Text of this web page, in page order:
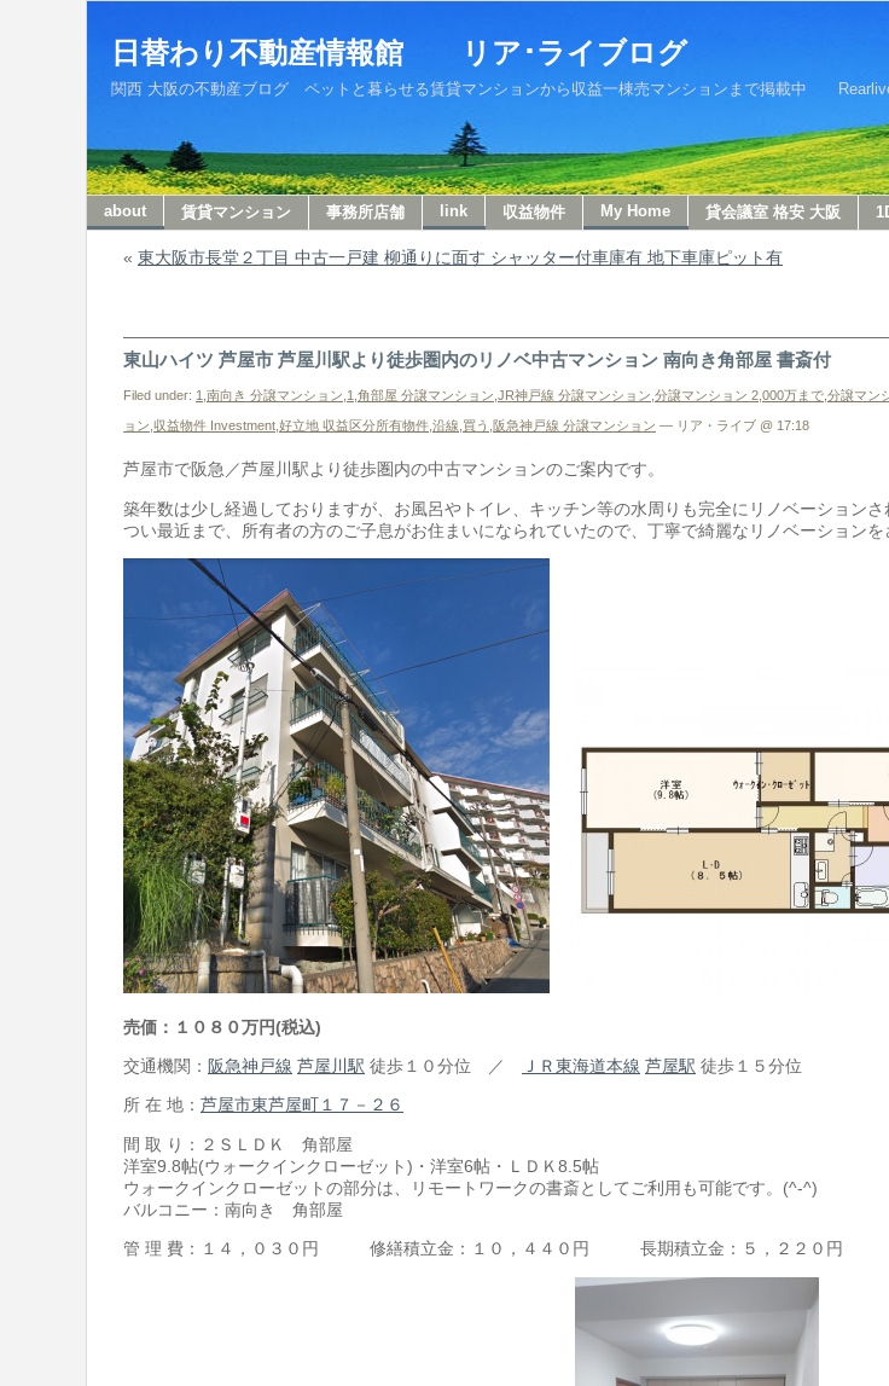
日替わり不動産情報館 リア･ライブログ
関西 大阪の不動産ブログ ペットと暮らせる賃貸マンションから収益一棟売マンションまで掲載中
about 賃貸マンション 事務所店舗 link 収益物件 My Home 貸会議室 格安 大阪
« 東大阪市長堂２丁目 中古一戸建 柳通りに面す シャッター付車庫有 地下車庫ピット有
東山ハイツ 芦屋市 芦屋川駅より徒歩圏内のリノベ中古マンション 南向き角部屋 書斎付
Filed under: 1,南向き 分譲マンション 1,角部屋 分譲マンション JR神戸線 分譲マンション 分譲マンション 2,000万まで 分譲マン
ョン 収益物件 Investment 好立地 収益区分所有物件 沿線 買う 阪急神戸線 分譲マンション — リア・ライブ @ 17:18
芦屋市で阪急／芦屋川駅より徒歩圏内の中古マンションのご案内です。
築年数は少し経過しておりますが、お風呂やトイレ、キッチン等の水周りも完全にリノベーション
つい最近まで、所有者の方のご子息がお住まいになられていたので、丁寧で綺麗なリノベーションを
売価：１０８０万円(税込)
交通機関： 阪急神戸線 芦屋川駅 徒歩１０分位 ／ ＪＲ東海道本線 芦屋駅 徒歩１５分位
所 在 地： 芦屋市東芦屋町１７－２６
間 取 り：２ＳＬＤＫ 角部屋
洋室9.8帖(ウォークインクローゼット)・洋室6帖・ＬＤＫ8.5帖
ウォークインクローゼットの部分は、リモートワークの書斎としてご利用も可能です。(^-^)
バルコニー：南向き 角部屋
管 理 費：１４，０３０円 修繕積立金：１０，４４０円 長期積立金：５，２２０円